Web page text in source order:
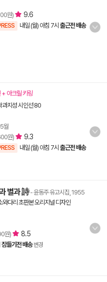
원) 9.6
내일 (월) 아침 7시 출근전 배송
아크릴 키링
과지성 시인선 80
월
원) 9.3
내일 (월) 아침 7시 출근전 배송
별과 詩- 윤동주 유고시집, 1955
와다리 초판본 오리지널 디자인
원) 8.5
잠들기전 배송 변경